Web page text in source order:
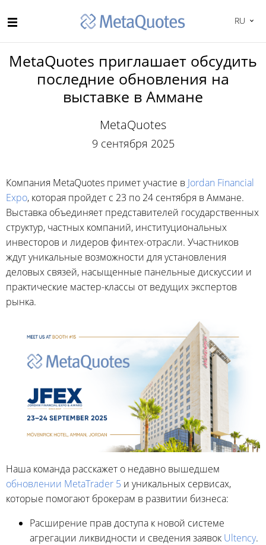
RU
MetaQuotes приглашает обсудить
последние обновления на
выставке в Аммане
MetaQuotes
9 сентября 2025
Компания MetaQuotes примет участие в Jordan Financial
Expo, которая пройдет с 23 по 24 сентября в Аммане.
Выставка объединяет представителей государственных
структур, частных компаний, институциональных
инвесторов и лидеров финтех-отрасли. Участников
ждут уникальные возможности для установления
деловых связей, насыщенные панельные дискуссии и
практические мастер-классы от ведущих экспертов
рынка.
Наша команда расскажет о недавно вышедшем
обновлении MetaTrader 5 и уникальных сервисах,
которые помогают брокерам в развитии бизнеса:
Расширение прав доступа к новой системе
агрегации ликвидности и сведения заявок Ultency.